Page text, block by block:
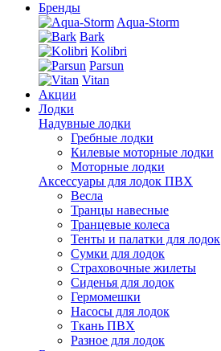
Бренды
Aqua-Storm
Bark
Kolibri
Parsun
Vitan
Акции
Лодки
Надувные лодки
Гребные лодки
Килевые моторные лодки
Моторные лодки
Аксессуары для лодок ПВХ
Весла
Транцы навесные
Транцевые колеса
Тенты и палатки для лодок
Сумки для лодок
Страховочные жилеты
Сиденья для лодок
Гермомешки
Насосы для лодок
Ткань ПВХ
Разное для лодок